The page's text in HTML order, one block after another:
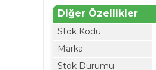
Diğer Özellikler
Stok Kodu
Marka
Stok Durumu